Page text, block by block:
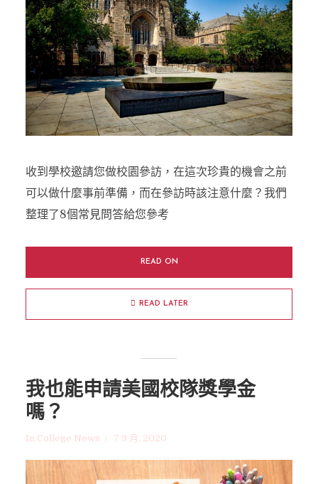
收到學校邀請您做校園參訪，在這次珍貴的機會之前
可以做什麼事前準備，而在參訪時該注意什麼？我們
整理了8個常見問答給您參考
READ ON
READ LATER
我也能申請美國校隊獎學金
嗎？
In College News 7 9 月, 2020